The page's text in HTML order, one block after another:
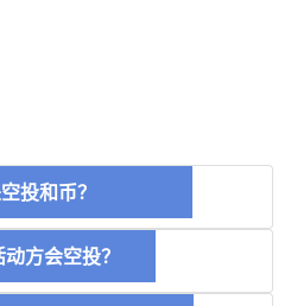
投和币？
方会空投？